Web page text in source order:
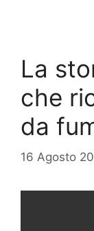
La
che
da
16 Agosto